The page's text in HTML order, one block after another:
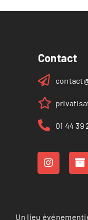
Contact
01 44 39
Un lieu